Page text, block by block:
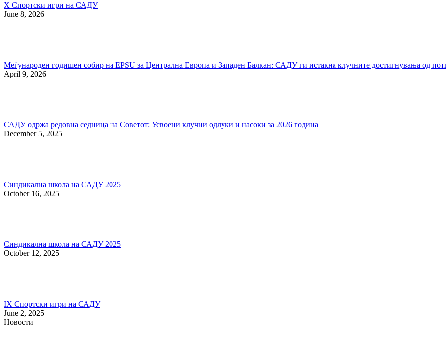
X Спортски игри на САДУ
June 8, 2026
Меѓународен годишен собир на EPSU за Централна Европа и Западен Балкан: САДУ ги истакна клучните достигнувања од
April 9, 2026
САДУ одржа редовна седница на Советот: Усвоени клучни одлуки и насоки за 2026 година
December 5, 2025
Синдикална школа на САДУ 2025
October 16, 2025
Синдикална школа на САДУ 2025
October 12, 2025
IX Спортски игри на САДУ
June 2, 2025
Новости